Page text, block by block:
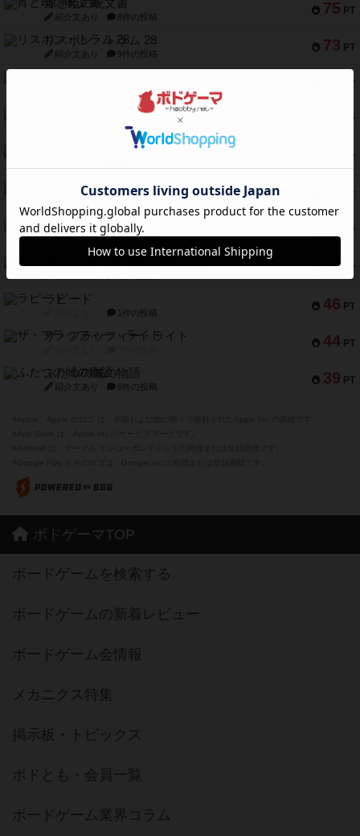
75 PT
宵と暁の呪文書
紹介文あり 8件の投稿
73 PT
リスボン・トラム 28
紹介文あり 9件の投稿
PT
1件の投稿
PT
1件の投稿
PT
スペクタキュラー
PT
スモールワールド
PT
ギャンブラー
紹介文なし 2件の投稿
52 PT
46 PT
ラピード
1件の投稿
44 PT
ザ・フラッフィー・ライト
39 PT
ふたつの城の物語
紹介文あり 6件の投稿
ボドゲーマTOP
ボードゲームを検索する
ボードゲームの新着レビュー
ボードゲーム会情報
メカニクス特集
掲示板・トピックス
ボドとも・会員一覧
ボードゲーム業界コラム